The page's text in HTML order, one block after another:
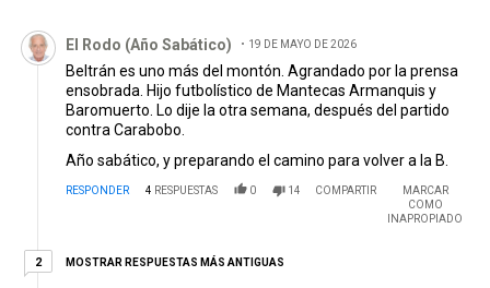
Comentario de El Rodo (Año Sabático).
El Rodo (Año Sabático) 19 DE MAYO DE 2026
Beltrán es uno más del montón. Agrandado por la prensa
ensobrada. Hijo futbolístico de Mantecas Armanquis y
Baromuerto. Lo dije la otra semana, después del partido
contra Carabobo.
Año sabático, y preparando el camino para volver a la B.
RESPONDER 4 RESPUESTAS 0 14 COMPARTIR
MARCAR
COMO
INAPROPIADO
22 respuestas más antiguas
MOSTRAR RESPUESTAS MÁS ANTIGUAS